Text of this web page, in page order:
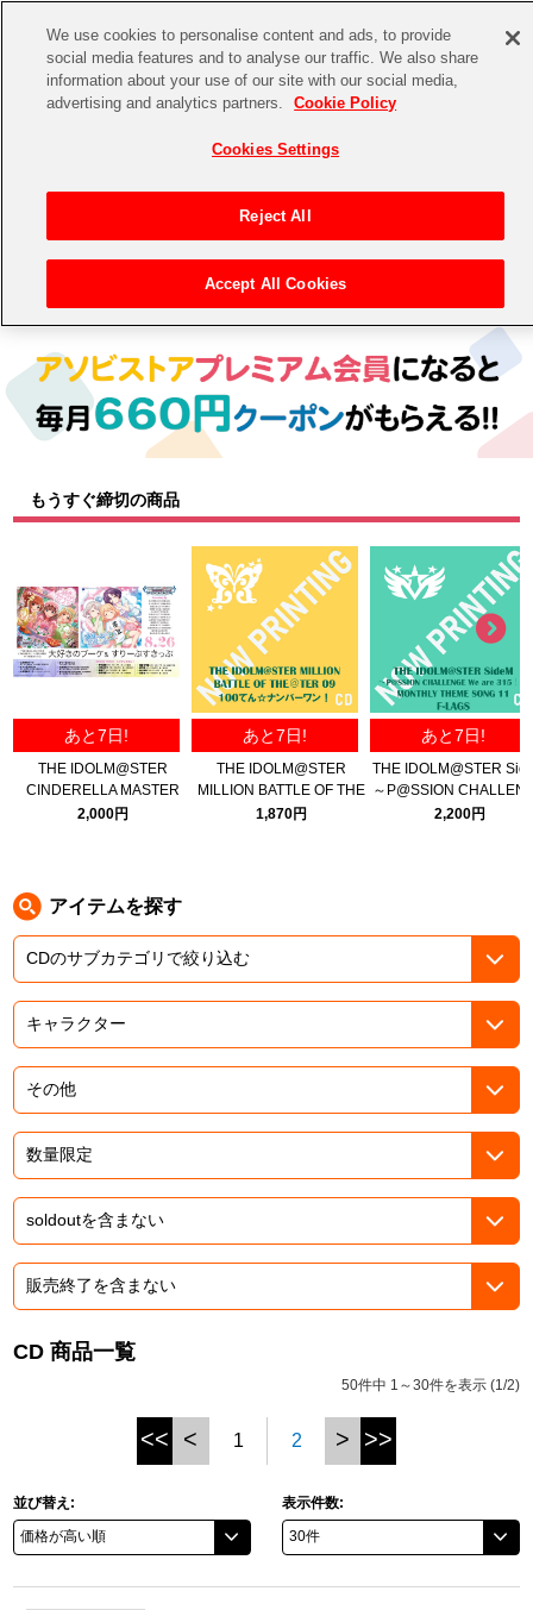
CHANNEL STORE EVENT
ゲーム 電子書籍
EVENT
ASOBI STAGE
その他先行受付
プレミアム会員とは
アイドルマスターシリーズ
アイドルマスター
アイドルマスター ミリオンライブ！
アイドルマスター SideM
学園アイドルマスター
プロジェクトアイマス ヴイアライヴ
テイルズ オブ シリーズ
太鼓の達人
パックマン
ナムコクラシック
ガンダムシリーズ
ドラゴンボール
ラブライブ！
ラブライブ！サンシャイン‼
アイドリッシュセブン
モフモフパレード
イベントグッズ
トイ・ホビー
> CD
もうすぐ締切の商品
あと7日!
THE IDOLM@STER
CINDERELLA MASTER
NUMBER ONE! 大好きのブ
2,000円
あと7日!
THE IDOLM@STER
MILLION BATTLE OF THE
＠TER 09 100てん☆ナンバ
1,870円
あと7日!
THE IDOLM@STER
～P@SSION
We are 315！～
2,200円
アイテムを探す
CD 商品一覧
50件中 1～30件を表示 (1/2)
<< < 1 2 > >>
並び替え: 表示件数:
We use cookies to personalise content and ads, to provide
social media features and to analyse our traffic. We also share
information about your use of our site with our social media,
advertising and analytics partners.
Cookie Policy
Cookies Settings
Reject All
Accept All Cookies